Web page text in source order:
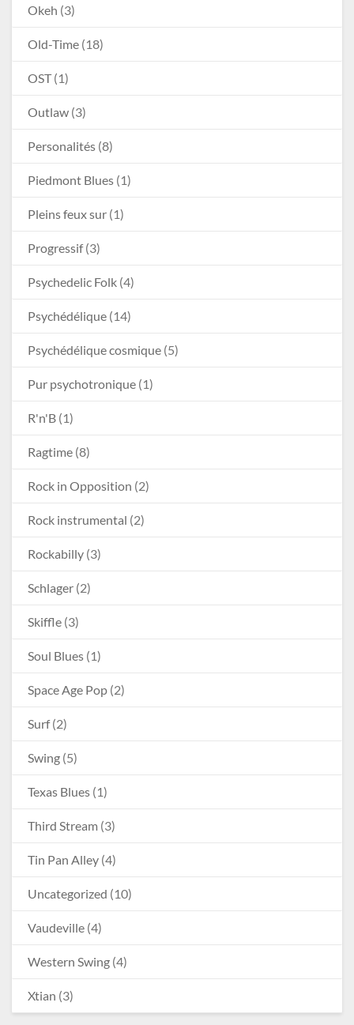
Okeh (3)
Old-Time (18)
OST(1)
Outlaw (3)
Personalités (8)
Piedmont Blues (1)
Pleins feux sur (1)
Progressif(3)
Psychedelic Folk (4)
Psychédélique (14)
Psychédélique cosmique (5)
Pur psychotronique (1)
R'n'B (1)
Ragtime (8)
Rock in Opposition (2)
Rock instrumental (2)
Rockabilly (3)
Schlager (2)
Skiffle (3)
Soul Blues (1)
Space Age Pop (2)
Surf(2)
Swing (5)
Texas Blues (1)
Third Stream (3)
Tin Pan Alley (4)
Uncategorized (10)
Vaudeville (4)
Western Swing (4)
Xtian (3)